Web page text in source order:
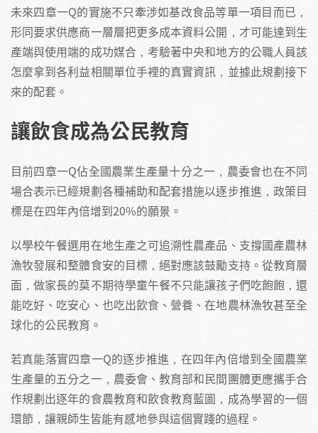
未來四章一Q的實施不只牽涉如基改食品等單一項目而已，
形同要求供應商一層層把更多成本資料公開，才可能達到生
產端與使用端的成功媒合，考驗著中央和地方的公職人員該
怎麼拿到各利益相關單位手裡的真實資訊，並據此規劃接下
來的配套。
讓飲食成為公民教育
目前四章一Q佔全國農業生產量十分之一，農委會也在不同
場合表示已經規劃各種補助和配套措施以逐步推進，政策目
標是在四年內倍增到20%的願景。
以學校午餐選用在地生產之可追溯性農產品、支撐國產農林
漁牧發展和整體食安的目標，絕對應該鼓勵支持。從教育層
面，做家長的莫不期待學童午餐不只能讓孩子們吃飽飽，還
能吃好、吃安心、也吃出飲食、營養、在地農林漁牧甚至全
球化的公民教育。
若真能落實四章一Q的逐步推進，在四年內倍增到全國農業
生產量的五分之一，農委會、教育部和民間團體更應攜手合
作規劃出逐年的食農教育和飲食教育藍圖，成為學習的一個
環節，讓親師生皆能有感地參與這個實踐的過程。